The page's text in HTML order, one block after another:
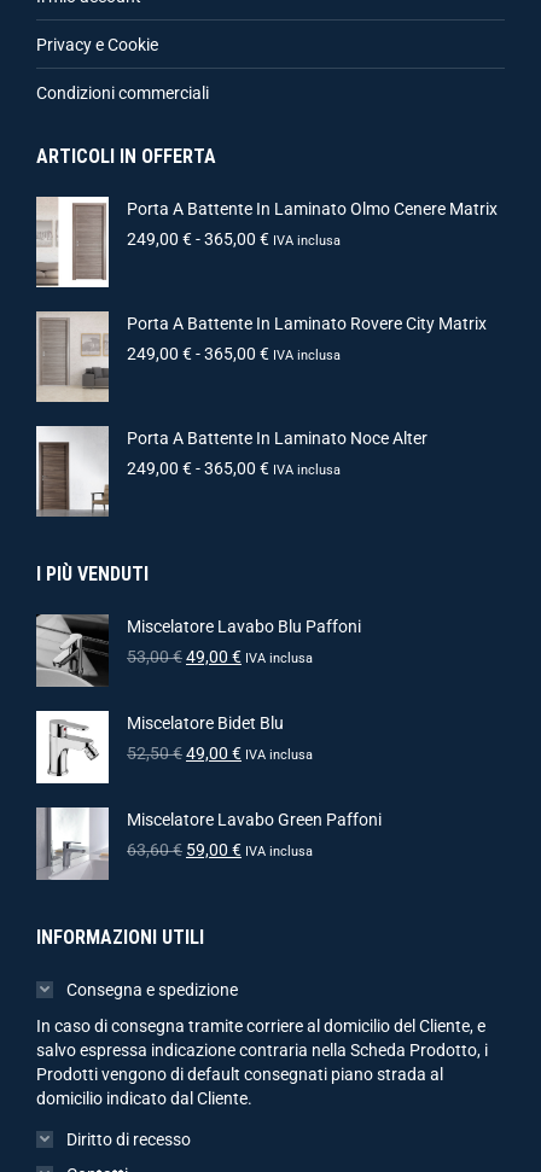
Privacy e Cookie
Condizioni commerciali
ARTICOLI IN OFFERTA
Porta A Battente In Laminato Olmo Cenere Matrix
249,00 €-365,00 € IVA inclusa
Porta A Battente In Laminato Rovere City Matrix
249,00 €-365,00 € IVA inclusa
Porta A Battente In Laminato Noce Alter
249,00 €-365,00 € IVA inclusa
I PIÙ VENDUTI
Miscelatore Lavabo Blu Paffoni
53,00€49,00 € IVA inclusa
Miscelatore Bidet Blu
52,50€49,00 € IVA inclusa
Miscelatore Lavabo Green Paffoni
63,60€ 59,00 € IVA inclusa
INFORMAZIONI UTILI
Consegna e spedizione
In caso di consegna tramite corriere al domicilio del Cliente, e
salvo espressa indicazione contraria nella Scheda Prodotto, i
Prodotti vengono di default consegnati piano strada al
domicilio indicato dal Cliente.
Diritto di recesso